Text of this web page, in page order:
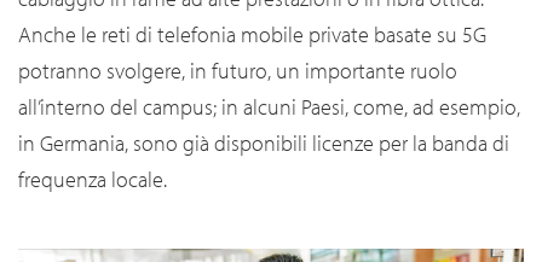
Anche le reti di telefonia mobile private basate su 5G
potranno svolgere, in futuro, un importante ruolo
all’interno del campus; in alcuni Paesi, come, ad esempio,
in Germania, sono già disponibili licenze per la banda di
frequenza locale.